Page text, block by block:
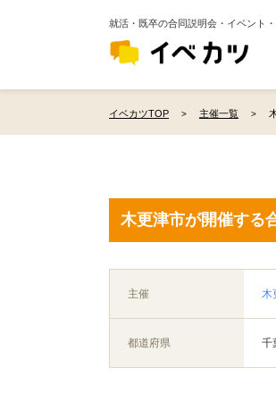
就活・既卒の合同説明会・イベント
イベカツTOP 主催一覧
木更津市が開催する
主催 木
都道府県 千